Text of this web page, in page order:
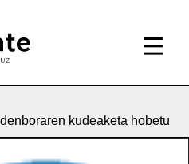
kudeaketa hobetu